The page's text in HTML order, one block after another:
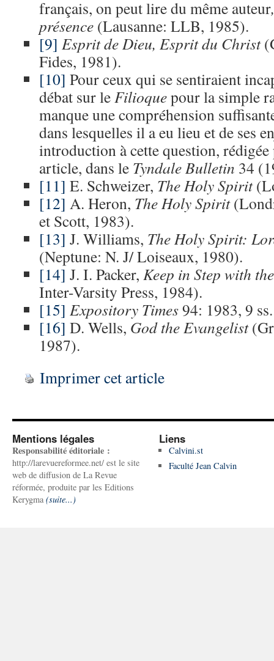
français, on peut lire du même auteur
présence (Lausanne: LLB, 1985).
[9] Esprit de Dieu, Esprit du Christ
Fides, 1981).
[10] Pour ceux qui se sentiraient
débat sur leFilioquepour la simple
manque une compréhension
dans lesquelles il a eu lieu et de ses
introduction à cette question, rédigée
article, dans le Tyndale Bulletin 34
[11] E. Schweizer, The Holy Spirit
[12] A. Heron, The Holy Spirit
et Scott, 1983).
[13] J. Williams, The Holy Spirit:
(Neptune: N. J/ Loiseaux, 1980).
[14] J. I. Packer, Keep in Step with
Inter-Varsity Press, 1984).
[15] Expository Times94: 1983, 9 ss.
[16] D. Wells, God the Evangelist
1987).
Imprimer cet article
Mentions légales
Responsabilité éditoriale :
http://larevuereformee.net/ est le site
web de diffusion de La Revue
réformée, produite par les Editions
Kerygma (suite...)
Liens
Calvini.st
Faculté Jean Calvin